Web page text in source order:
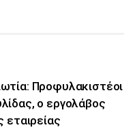
Προφυλακιστέοι
ο εργολάβος
εταιρείας